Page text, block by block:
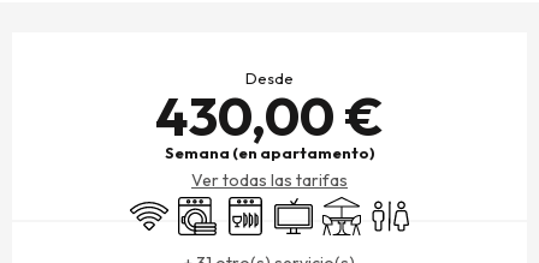
Desde
430,00 €
Semana (en apartamento)
Ver todas las tarifas
Wifi LavadoraLavavajillasTelevisiónTerrazaAseos